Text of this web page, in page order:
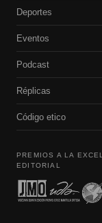
Deportes
Eventos
Podcast
Réplicas
Código etico
PREMIOS A LA
EDITORIAL